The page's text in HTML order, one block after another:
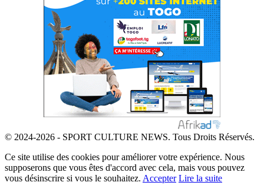
© 2024-2026 - SPORT CULTURE NEWS. Tous Droits Réservés.
Ce site utilise des cookies pour améliorer votre expérience. Nous
supposerons que vous êtes d'accord avec cela, mais vous pouvez
vous désinscrire si vous le souhaitez. Accepter Lire la suite